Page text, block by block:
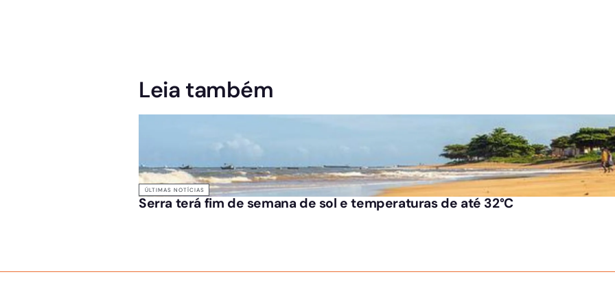
Leia também
ÚLTIMAS NOTÍCIAS
Serra terá fim de semana de sol e temperaturas de até 32°C